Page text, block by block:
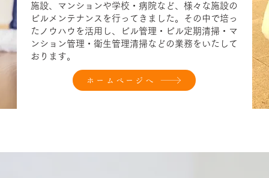
施設、マンションや学校・病院など、様々な施設の
ビルメンテナンスを行ってきました。その中で培っ
たノウハウを活用し、ビル管理・ビル定期清掃・マ
ンション管理・衛生管理清掃などの業務をいたして
おります。
ホームページへ